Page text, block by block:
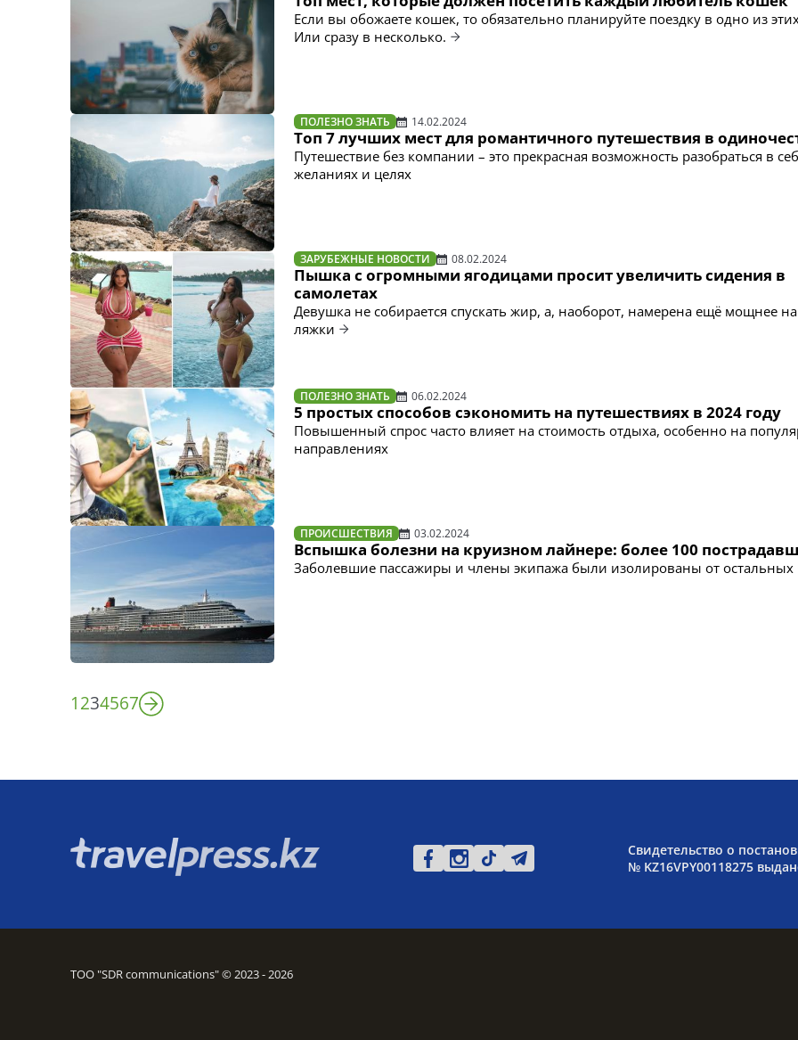
Если вы обожаете кошек, то обязательно планируйте поездку в одно из
Или сразу в несколько.
ПОЛЕЗНО ЗНАТЬ 14.02.2024
Топ 7 лучших мест для романтичного путешествия в
Путешествие без компании – это прекрасная возможность разобраться в
желаниях и целях
ЗАРУБЕЖНЫЕ НОВОСТИ 08.02.2024
Пышка с огромными ягодицами просит увеличить сидения в
самолетах
Девушка не собирается спускать жир, а, наоборот, намерена ещё мощнее
ляжки
ПОЛЕЗНО ЗНАТЬ 06.02.2024
5 простых способов сэкономить на путешествиях в 2024 году
Повышенный спрос часто влияет на стоимость отдыха, особенно на
направлениях
ПРОИСШЕСТВИЯ 03.02.2024
Вспышка болезни на круизном лайнере: более 100
Заболевшие пассажиры и члены экипажа были изолированы от остальных
1234567
Свидетельство о
№ KZ16VPY00118275
ТОО "SDR communications" © 2023 - 2026